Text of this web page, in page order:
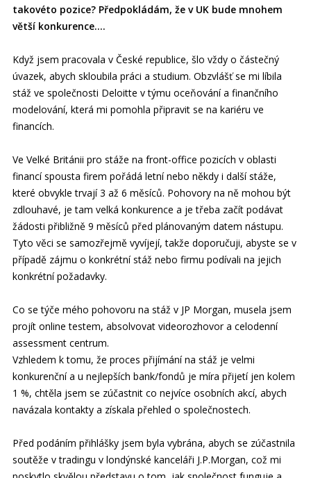
takovéto pozice? Předpokládám, že v UK bude mnohem
větší konkurence….
Když jsem pracovala v České republice, šlo vždy o částečný
úvazek, abych skloubila práci a studium. Obzvlášť se mi líbila
stáž ve společnosti Deloitte v týmu oceňování a finančního
modelování, která mi pomohla připravit se na kariéru ve
financích.
Ve Velké Británii pro stáže na front-office pozicích v oblasti
financí spousta firem pořádá letní nebo někdy i další stáže,
které obvykle trvají 3 až 6 měsíců. Pohovory na ně mohou být
zdlouhavé, je tam velká konkurence a je třeba začít podávat
žádosti přibližně 9 měsíců před plánovaným datem nástupu.
Tyto věci se samozřejmě vyvíjejí, takže doporučuji, abyste se v
případě zájmu o konkrétní stáž nebo firmu podívali na jejich
konkrétní požadavky.
Co se týče mého pohovoru na stáž v JP Morgan, musela jsem
projít online testem, absolvovat videorozhovor a celodenní
assessment centrum.
Vzhledem k tomu, že proces přijímání na stáž je velmi
konkurenční a u nejlepších bank/fondů je míra přijetí jen kolem
1 %, chtěla jsem se zúčastnit co nejvíce osobních akcí, abych
navázala kontakty a získala přehled o společnostech.
Před podáním přihlášky jsem byla vybrána, abych se zúčastnila
soutěže v tradingu v londýnské kanceláři J.P.Morgan, což mi